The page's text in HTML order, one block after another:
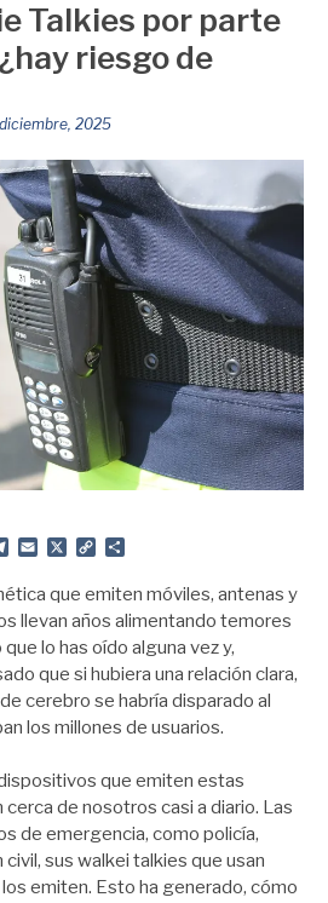
Talkies por parte
riesgo de
2025
Telegram
Email
X
Copy
que emiten móviles, antenas y
llevan años alimentando temores
lo has oído alguna vez y,
que si hubiera una relación clara,
cerebro se habría disparado al
los millones de usuarios.
que emiten estas
de nosotros casi a diario. Las
de emergencia, como policía,
sus walkei talkies que usan
emiten. Esto ha generado, cómo